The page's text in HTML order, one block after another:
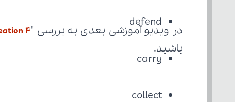
defend
carry
collect
در ویدیو آموزشی بعدی به بررسی "4
باشید.